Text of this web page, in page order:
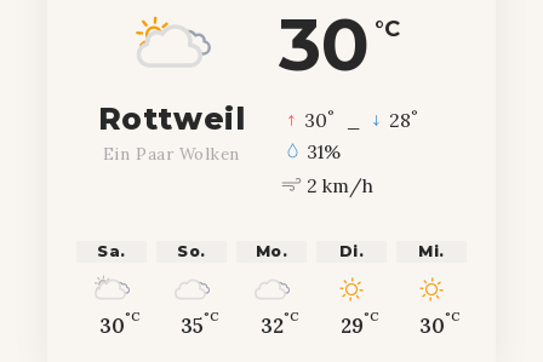
30 °C
Rottweil
Ein Paar Wolken
30° 28°
31%
2 km/h
Sa.
30°C
So.
35°C
Mo.
32°C
Di.
29°C
Mi.
30°C